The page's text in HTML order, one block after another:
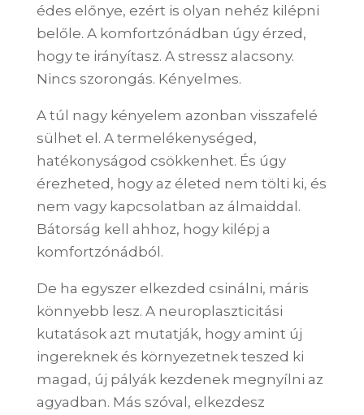
édes előnye, ezért is olyan nehéz kilépni
belőle. A komfortzónádban úgy érzed,
hogy te irányítasz. A stressz alacsony.
Nincs szorongás. Kényelmes.
A túl nagy kényelem azonban visszafelé
sülhet el. A termelékenységed,
hatékonyságod csökkenhet. És úgy
érezheted, hogy az életed nem tölti ki, és
nem vagy kapcsolatban az álmaiddal.
Bátorság kell ahhoz, hogy kilépj a
komfortzónádból.
De ha egyszer elkezded csinálni, máris
könnyebb lesz. A neuroplaszticitási
kutatások azt mutatják, hogy amint új
ingereknek és környezetnek teszed ki
magad, új pályák kezdenek megnyílni az
agyadban. Más szóval, elkezdesz